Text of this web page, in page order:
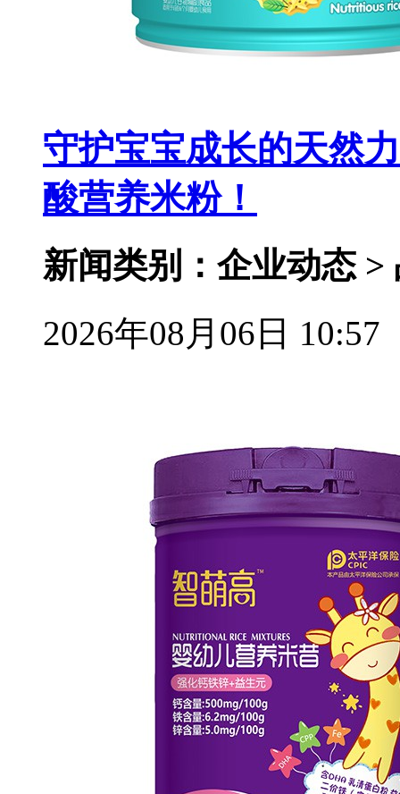
守护宝宝成长的天然
酸营养米粉！
新闻类别：企业动态 >
2026年08月06日 10:57